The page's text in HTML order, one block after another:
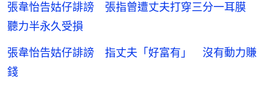
張韋怡告姑仔誹謗 張指曾遭丈夫打穿三分一耳膜
聽力半永久受損
張韋怡告姑仔誹謗 指丈夫「好富有」 沒有動力賺
錢